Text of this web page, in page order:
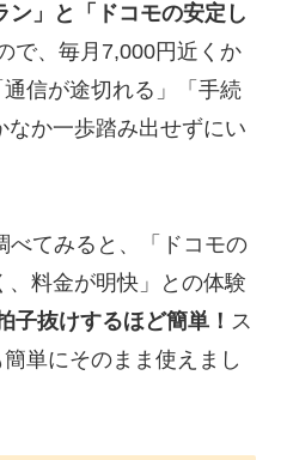
」と「ドコモの安定し
で、毎月7,000円近くか
信が途切れる」「手続
か一歩踏み出せずにい
べてみると、「ドコモの
料金が明快」との体験
子抜けするほど簡単！ ス
単にそのまま使えまし